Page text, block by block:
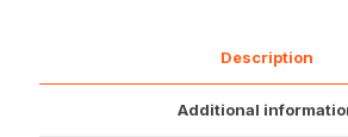
Description
Additional